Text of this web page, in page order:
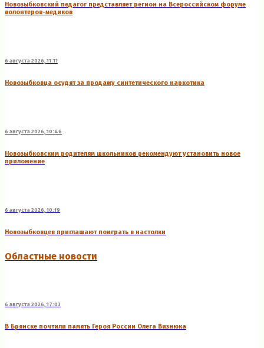
Новозыбковский педагог представляет регион на Всероссийском форуме
волонтеров-медиков
6 августа 2026, 11:11
Новозыбковца осудят за продажу синтетического наркотика
6 августа 2026, 10:46
Новозыбковским родителям школьников рекомендуют установить новое
приложение
6 августа 2026, 10:19
Новозыбковцев приглашают поиграть в настолки
Областные новости
6 августа 2026, 17:03
В Брянске почтили память Героя России Олега Визнюка